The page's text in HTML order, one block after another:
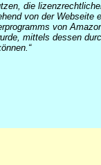
die
von der
von
mittels dessen